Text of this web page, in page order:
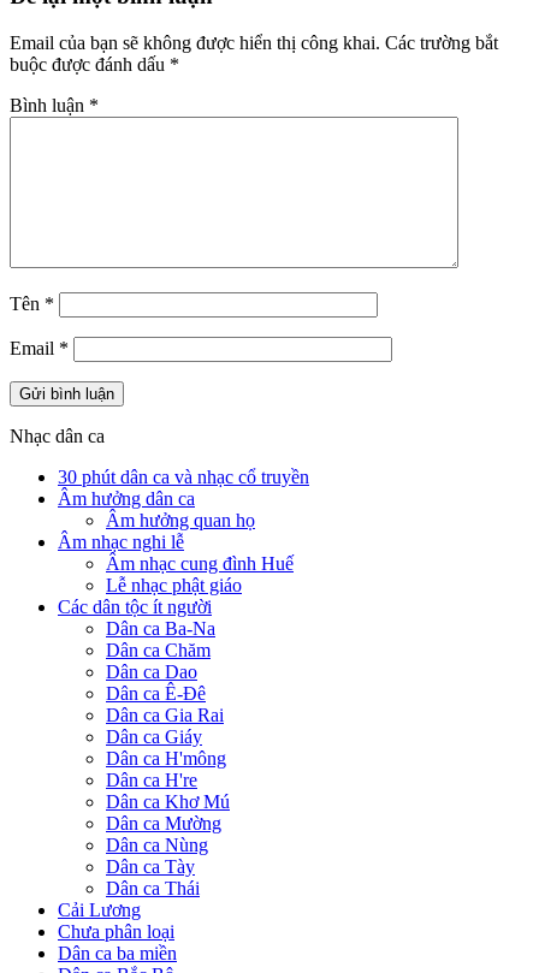
Email của bạn sẽ không được hiển thị công khai. Các trường bắt
buộc được đánh dấu *
Bình luận *
Tên *
Email *
Nhạc dân ca
30 phút dân ca và nhạc cổ truyền
Âm hưởng dân ca
Âm hưởng quan họ
Âm nhạc nghi lễ
Âm nhạc cung đình Huế
Lễ nhạc phật giáo
Các dân tộc ít người
Dân ca Ba-Na
Dân ca Chăm
Dân ca Dao
Dân ca Ê-Đê
Dân ca Gia Rai
Dân ca Giáy
Dân ca H'mông
Dân ca H're
Dân ca Khơ Mú
Dân ca Mường
Dân ca Nùng
Dân ca Tày
Dân ca Thái
Cải Lương
Chưa phân loại
Dân ca ba miền